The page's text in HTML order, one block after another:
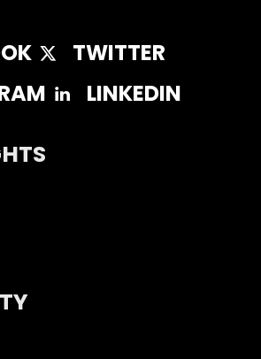
TWITTER
LINKEDIN